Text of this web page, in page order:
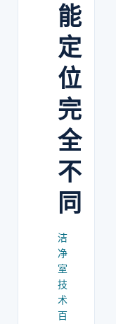
能
定
位
完
全
不
同
洁
净
室
技
术
百